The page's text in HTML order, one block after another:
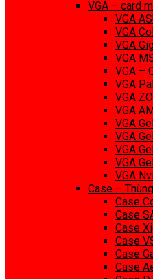
VGA – card
VGA
VGA
VGA
VGA
VGA –
VGA
VGA
VGA
VGA
VGA
VGA
VGA
VGA
Case –
Case
Case
Case
Case
Case
Case